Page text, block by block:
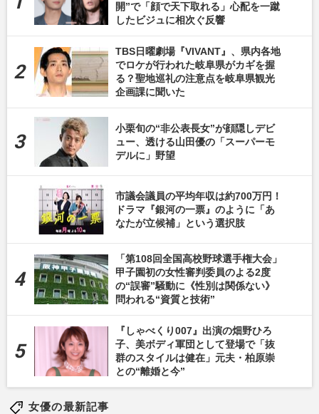
開”で「顔で天下取れる」心配を一蹴
したビジュに相次ぐ反響
TBS日曜劇場『VIVANT』、県内各地
でロケが行われた岐阜県がカギを握
る？聖地巡礼の注意点を岐阜県観光
企画課に聞いた
小栗旬の“非公表長女”が顔隠しデビ
ュー、透ける山田優の「スーパーモ
デルに」野望
市議会議員の平均年収は約700万円！
ドラマ『銀河の一票』のように「あ
なたが立候補」という選択肢
「第108回全国高校野球選手権大会」
甲子園初の女性審判委員のよる2度
の“誤審”騒動に《性別は関係ない》
問われる“資質と技術”
『しゃべくり007』出演の畑野ひろ
子、美ボディ軍団として登場で「抜
群のスタイルは健在」元夫・柏原崇
との“離婚と今”
女優の最新記事